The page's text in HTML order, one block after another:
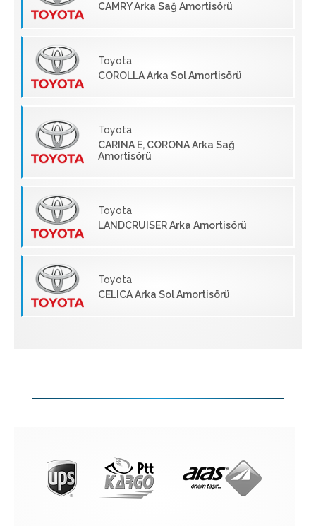
CAMRY Arka Sağ Amortisörü
Toyota
COROLLA Arka Sol Amortisörü
Toyota
CARINA E, CORONA Arka Sağ
Amortisörü
Toyota
LANDCRUISER Arka Amortisörü
Toyota
CELICA Arka Sol Amortisörü